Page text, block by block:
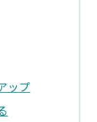
ップ